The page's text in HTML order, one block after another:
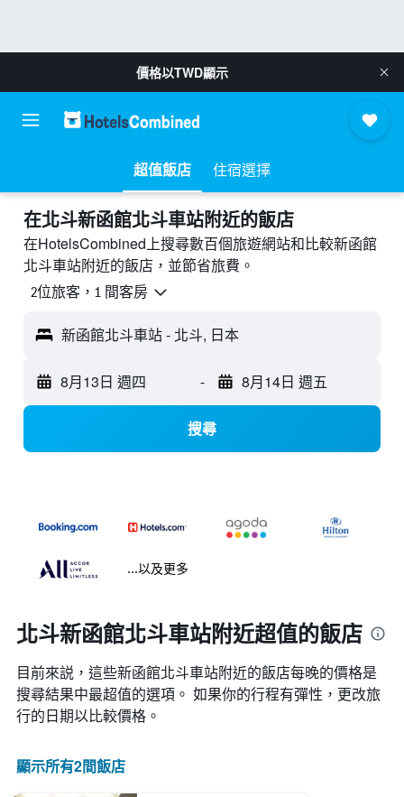
價格以TWD顯示
超值飯店 住宿選擇
​在北斗新函館北斗車站附近​的飯店
在HotelsCombined上搜尋數百個旅遊網站和比較新函館
北斗車站附近的飯店，並節省旅費。
2位旅客，1 間客房
新函館北斗車站 - 北斗, 日本
8月13日 週四 - 8月14日 週五
搜尋
...以及更多
北斗新函館北斗車站附近超值的飯店
目前來説，這些新函館北斗車站​附近的​飯店每晚的價格是
搜尋結果中最超值的選項。 如果你的行程有彈性，更改旅
行的日期以比較價格。
顯示所有2間飯店